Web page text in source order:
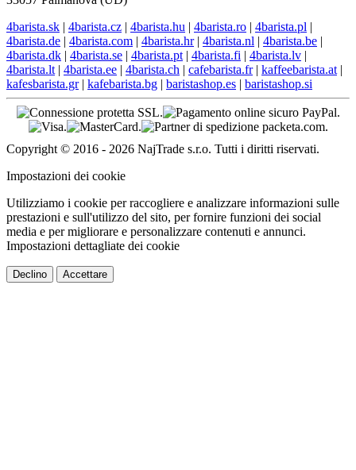
4barista.sk | 4barista.cz | 4barista.hu | 4barista.ro | 4barista.pl |
4barista.de | 4barista.com | 4barista.hr| 4barista.nl | 4barista.be |
4barista.dk | 4barista.se | 4barista.pt | 4barista.fi | 4barista.lv |
4barista.lt | 4barista.ee | 4barista.ch | cafebarista.fr| kaffeebarista.at |
kafesbarista.gr| kafebarista.bg | baristashop.es | baristashop.si
Copyright © 2016 - 2026 NajTrade s.r.o. Tutti i diritti riservati.
Impostazioni dei cookie
Utilizziamo i cookie per raccogliere e analizzare informazioni sulle
prestazioni e sull'utilizzo del sito, per fornire funzioni dei social
media e per migliorare e personalizzare contenuti e annunci.
Impostazioni dettagliate dei cookie
Declino Accettare